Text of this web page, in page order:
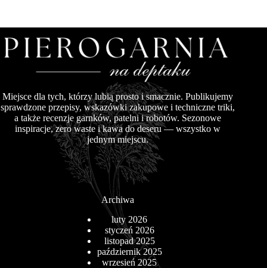
Miejsce dla tych, którzy lubią prosto i smacznie. Publikujemy
sprawdzone przepisy, wskazówki zakupowe i techniczne triki,
a także recenzje garnków, patelni i robotów. Sezonowe
inspiracje, zero waste i kawa do deseru — wszystko w
jednym miejscu.
Archiwa
luty 2026
styczeń 2026
listopad 2025
październik 2025
wrzesień 2025